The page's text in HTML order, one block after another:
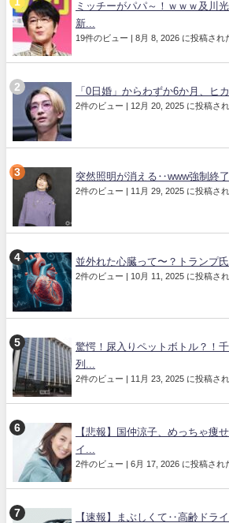
ミッチーがパパ～！ｗｗｗ及川
新...
19件のビュー | 8月 8, 2026 に投稿され
「0日婚」からわずか6か月、ヒ
2件のビュー | 12月 20, 2025 に投稿さ
突然照明が消える‥www強制終
2件のビュー | 11月 29, 2025 に投稿さ
並外れた心臓って〜？トランプ
2件のビュー | 10月 11, 2025 に投稿さ
驚愕！尿入りペットボトル？！
列...
2件のビュー | 11月 23, 2025 に投稿さ
【悲報】国仲涼子、めっちゃ痩
イ...
2件のビュー | 6月 17, 2026 に投稿され
【速報】まぶしくて‥高齢ドラ